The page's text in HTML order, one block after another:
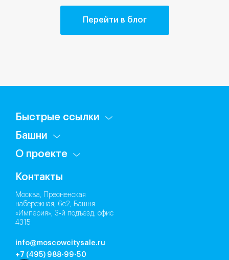
Перейти в блог
Быстрые ссылки
Башни
О проекте
Контакты
Москва, Пресненская
набережная, 6с2, Башня
«Империя», 3‑й подъезд, офис
4315
info@moscowcitysale.ru
+7 (495) 988-99-50